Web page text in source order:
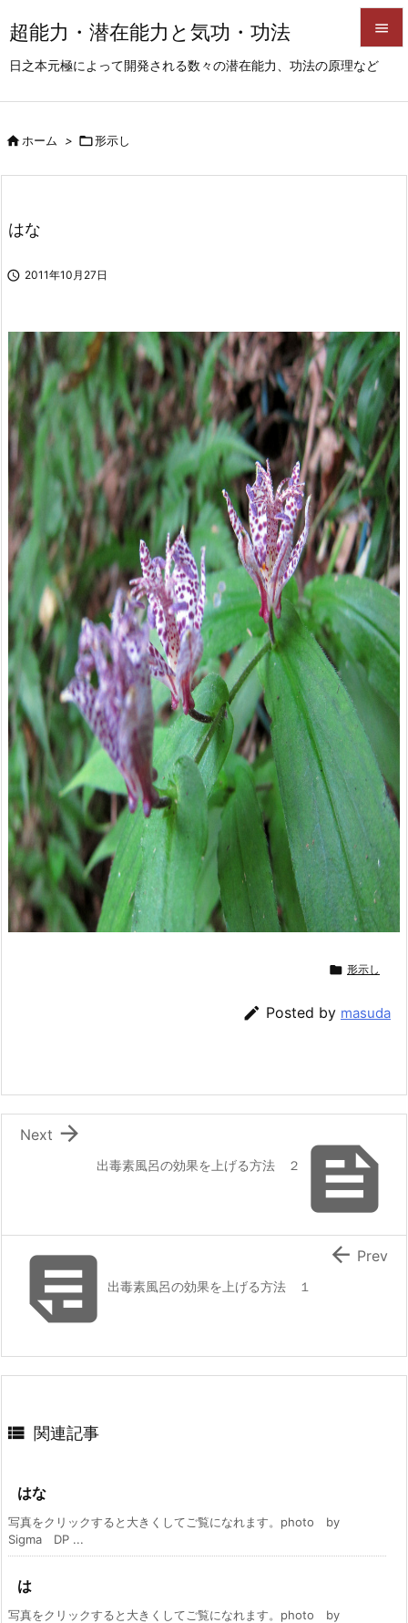
超能力・潜在能力と気功・功法
日之本元極によって開発される数々の潜在能力、功法の原理など


前へ
ホーム > 形示し
はな
 2011年10月27日
 形示し
 Posted by masuda

出毒素風呂の効果を上げる方法 ２

Next
出毒素風呂の効果を上げる方法 １
 Prev
 関連記事
はな
写真をクリックすると大きくしてご覧になれます。photo by
Sigma DP ...
は
写真をクリックすると大きくしてご覧になれます。photo by